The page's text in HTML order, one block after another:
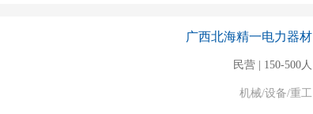
广西北海精一电力器材
民营 | 150-500人
机械/设备/重工